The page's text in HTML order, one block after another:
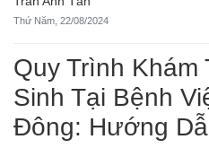
Thứ Năm, 22/08/2024
Quy Trình Khám
Sinh Tại Bệnh
Đông: Hướng